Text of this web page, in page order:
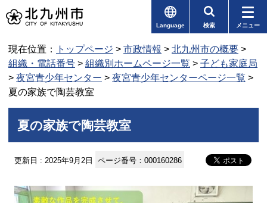
Language 検索 メニュー
現在位置： トップページ > 市政情報 > 北九州市の概要 >
組織・電話番号 > 組織別ホームページ一覧 > 子ども家庭局
> 夜宮青少年センター > 夜宮青少年センターページ一覧 >
夏の家族で陶芸教室
夏の家族で陶芸教室
更新日 : 2025年9月2日 ページ番号：000160286